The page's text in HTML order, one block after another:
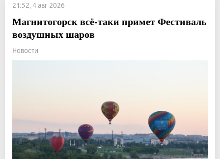
21:52, 4 авг 2026
Магнитогорск всё-таки примет Фестиваль
воздушных шаров
Новости